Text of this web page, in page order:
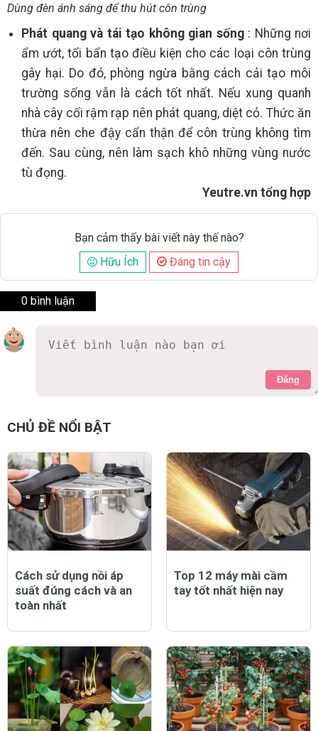
Dùng đèn ánh sáng để thu hút côn trùng
Phát quang và tái tạo không gian sống: Những nơi
ẩm ướt, tối bẩn tạo điều kiện cho các loại côn trùng
gây hại. Do đó, phòng ngừa bằng cách cải tạo môi
trường sống vẫn là cách tốt nhất. Nếu xung quanh
nhà cây cối rậm rạp nên phát quang, diệt cỏ. Thức ăn
thừa nên che đậy cẩn thận để côn trùng không tìm
đến. Sau cùng, nên làm sạch khô những vùng nước
tù đọng.
Yeutre.vn tổng hợp
Bạn cảm thấy bài viết này thế nào?
Hữu Ích
Đáng tin cậy
0 bình luận
Đăng
CHỦ ĐỀ NỔI BẬT
Cách sử dụng nồi áp
suất đúng cách và an
toàn nhất
Top 12 máy mài cầm
tay tốt nhất hiện nay